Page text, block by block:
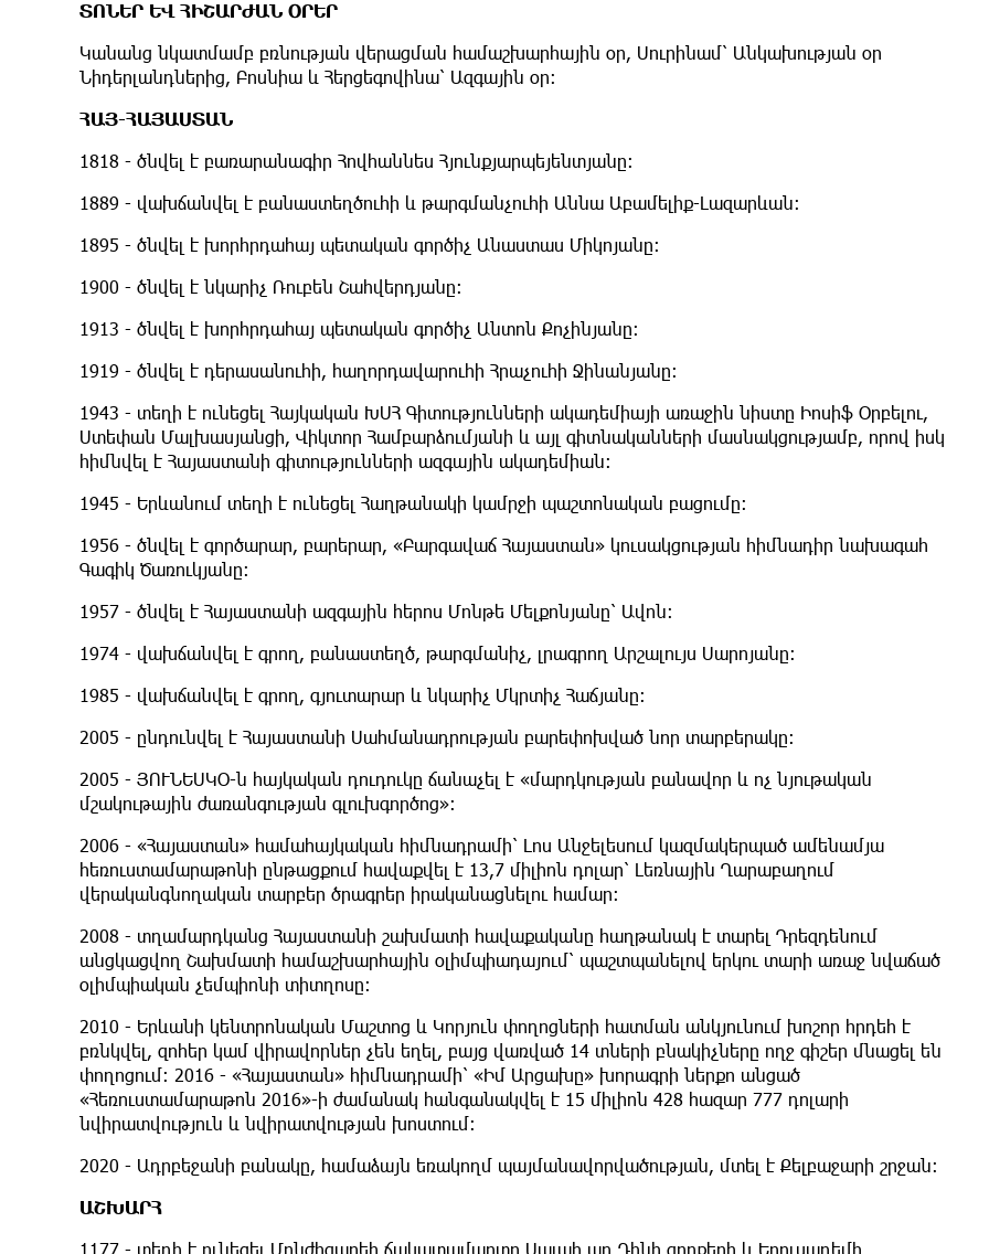
ՏՈՆԵՐ ԵՎ ՀԻՇԱՐԺԱՆ ՕՐԵՐ
Կանանց նկատմամբ բռնության վերացման համաշխարհային օր, Սուրինամ՝ Անկախության օր
Նիդերլանդներից, Բոսնիա և Հերցեգովինա՝ Ազգային օր։
ՀԱՅ-ՀԱՅԱՍՏԱՆ
1818 - ծնվել է բառարանագիր Հովհաննես Հյունքյարպեյենտյանը։
1889 - վախճանվել է բանաստեղծուհի և թարգմանչուհի Աննա Աբամելիք-Լազարևան։
1895 - ծնվել է խորհրդահայ պետական գործիչ Անաստաս Միկոյանը։
1900 - ծնվել է նկարիչ Ռուբեն Շահվերդյանը։
1913 - ծնվել է խորհրդահայ պետական գործիչ Անտոն Քոչինյանը։
1919 - ծնվել է դերասանուհի, հաղորդավարուհի Հրաչուհի Ջինանյանը:
1943 - տեղի է ունեցել Հայկական ԽՍՀ Գիտությունների ակադեմիայի առաջին նիստը Իոսիֆ Օրբելու,
Ստեփան Մալխասյանցի, Վիկտոր Համբարձումյանի և այլ գիտնականների մասնակցությամբ, որով իսկ
հիմնվել է Հայաստանի գիտությունների ազգային ակադեմիան։
1945 - Երևանում տեղի է ունեցել Հաղթանակի կամրջի պաշտոնական բացումը:
1956 - ծնվել է գործարար, բարերար, «Բարգավաճ Հայաստան» կուսակցության հիմնադիր նախագահ
Գագիկ Ծառուկյանը:
1957 - ծնվել է Հայաստանի ազգային հերոս Մոնթե Մելքոնյանը՝ Ավոն։
1974 - վախճանվել է գրող, բանաստեղծ, թարգմանիչ, լրագրող Արշալույս Սարոյանը։
1985 - վախճանվել է գրող, գյուտարար և նկարիչ Մկրտիչ Հաճյանը։
2005 - ընդունվել է Հայաստանի Սահմանադրության բարեփոխված նոր տարբերակը։
2005 - ՅՈՒՆԵՍԿՕ-ն հայկական դուդուկը ճանաչել է «մարդկության բանավոր և ոչ նյութական
մշակութային ժառանգության գլուխգործոց»:
2006 - «Հայաստան» համահայկական հիմնադրամի՝ Լոս Անջելեսում կազմակերպած ամենամյա
հեռուստամարաթոնի ընթացքում հավաքվել է 13,7 միլիոն դոլար՝ Լեռնային Ղարաբաղում
վերականգնողական տարբեր ծրագրեր իրականացնելու համար:
2008 - տղամարդկանց Հայաստանի շախմատի հավաքականը հաղթանակ է տարել Դրեզդենում
անցկացվող Շախմատի համաշխարհային օլիմպիադայում՝ պաշտպանելով երկու տարի առաջ նվաճած
օլիմպիական չեմպիոնի տիտղոսը։
2010 - Երևանի կենտրոնական Մաշտոց և Կորյուն փողոցների հատման անկյունում խոշոր հրդեհ է
բռնկվել, զոհեր կամ վիրավորներ չեն եղել, բայց վառված 14 տների բնակիչները ողջ գիշեր մնացել են
փողոցում: 2016 - «Հայաստան» հիմնադրամի՝ «Իմ Արցախը» խորագրի ներքո անցած
«Հեռուստամարաթոն 2016»-ի ժամանակ հանգանակվել է 15 միլիոն 428 հազար 777 դոլարի
նվիրատվություն և նվիրատվության խոստում։
2020 - Ադրբեջանի բանակը, համաձայն եռակողմ պայմանավորվածության, մտել է Քելբաջարի շրջան:
ԱՇԽԱՐՀ
1177 - տեղի է ունեցել Մոնժիզարեի ճակատամարտը Սալահ ադ Դինի զորքերի և Երուսաղեմի